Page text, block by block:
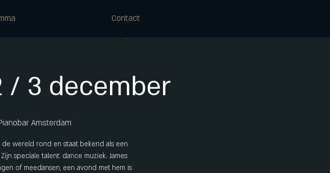
Contact
/ 3 december
Amsterdam
de wereld rond en staat bekend als een
speciale talent: dance muziek. James
of meedansen, een avond met hem is